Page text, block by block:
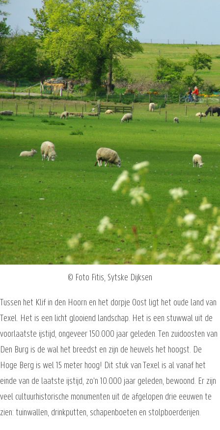
© Foto Fitis, Sytske Dijksen
Tussen het Klif in den Hoorn en het dorpje Oost ligt het oude land van
Texel. Het is een licht glooiend landschap. Het is een stuwwal uit de
voorlaatste ijstijd, ongeveer 150.000 jaar geleden. Ten zuidoosten van
Den Burg is de wal het breedst en zijn de heuvels het hoogst. De
Hoge Berg is wel 15 meter hoog! Dit stuk van Texel is al vanaf het
einde van de laatste ijstijd, zo'n 10.000 jaar geleden, bewoond. Er zijn
veel cultuurhistorische monumenten uit de afgelopen drie eeuwen te
zien: tuinwallen, drinkputten, schapenboeten en stolpboerderijen.